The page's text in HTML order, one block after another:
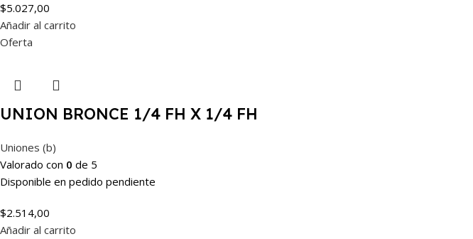
$5.027,00
Añadir al carrito
Oferta
UNION BRONCE 1/4 FH X 1/4 FH
Uniones (b)
Valorado con 0 de 5
Disponible en pedido pendiente
$2.514,00
Añadir al carrito